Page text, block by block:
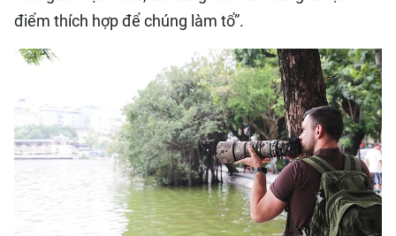
điểm thích hợp để chúng làm tổ”.